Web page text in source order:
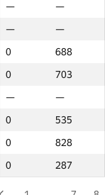
—
—
—
—
0
688
0
703
—
—
0
535
0
828
0 287
—
—
—
—
0
688
0
703
—
—
0
535
0
828
0 287